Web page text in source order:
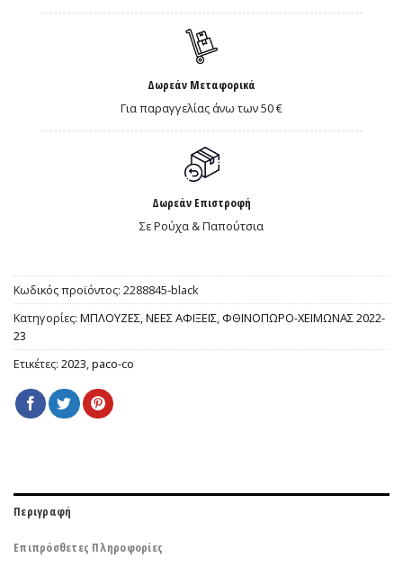
Δωρεάν Μεταφορικά
Για παραγγελίας άνω των 50 €
Δωρεάν Επιστροφή
Σε Ρούχα & Παπούτσια
Κωδικός προϊόντος: 2288845-black
Κατηγορίες: ΜΠΛΟΥΖΕΣ,ΝΕΕΣ ΑΦΙΞΕΙΣ, ΦΘΙΝΟΠΩΡΟ-ΧΕΙΜΩΝΑΣ 2022-
23
Ετικέτες: 2023,paco-co
Περιγραφή
Επιπρόσθετες Πληροφορίες